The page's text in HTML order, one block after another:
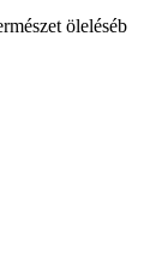
öleléséb